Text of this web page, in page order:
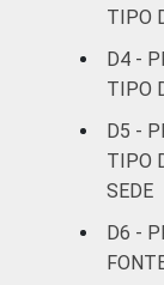
TIPO
D4 -
TIPO
D5 -
TIPO
SEDE
D6 -